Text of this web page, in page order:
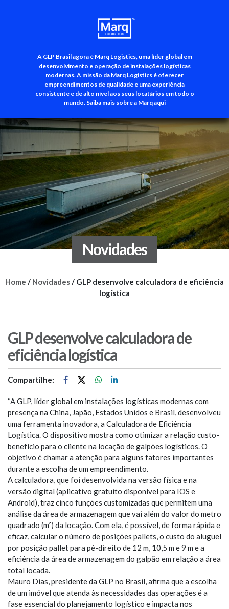
A GLP Brasil agora é Marq Logistics, uma líder global em
desenvolvimento e operação de instalações logísticas
modernas. A missão da Marq Logistics é oferecer
empreendimentos de qualidade e uma experiência
consistente e de alto nível aos seus locatários em todo o
mundo. Saiba mais sobre a Marq aqui
+55 (11) 3500-3700
Novidades
Home / Novidades/ GLP desenvolve calculadora de eficiência
logística
GLP desenvolve calculadora de
eficiência logística
Compartilhe:
“A GLP, líder global em instalações logísticas modernas com
presença na China, Japão, Estados Unidos e Brasil, desenvolveu
uma ferramenta inovadora, a Calculadora de Eficiência
Logística. O dispositivo mostra como otimizar a relação custo-
benefício para o cliente na locação de galpões logísticos. O
objetivo é chamar a atenção para alguns fatores importantes
durante a escolha de um empreendimento.
A calculadora, que foi desenvolvida na versão física e na
versão digital (aplicativo gratuito disponível para IOS e
Android), traz cinco funções customizadas que permitem uma
análise da área de armazenagem que vai além do valor do metro
quadrado (m²) da locação. Com ela, é possível, de forma rápida e
eficaz, calcular o número de posições pallets, o custo do aluguel
por posição pallet para pé-direito de 12 m, 10,5 m e 9 m e a
eficiência da área de armazenagem do galpão em relação a área
total locada.
Mauro Dias, presidente da GLP no Brasil, afirma que a escolha
de um imóvel que atenda às necessidades das operações é a
fase essencial do planejamento logístico e impacta nos